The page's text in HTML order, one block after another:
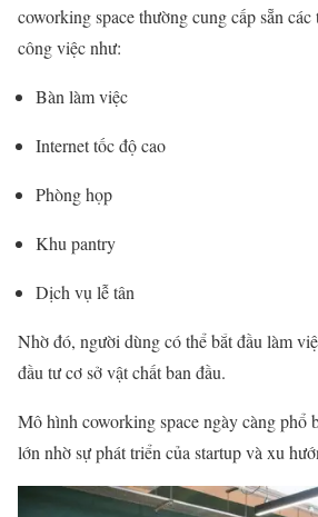
coworking space thường cung cấp sẵn
công việc như:
Bàn làm việc
Internet tốc độ cao
Phòng họp
Khu pantry
Dịch vụ lễ tân
Nhờ đó, người dùng có thể bắt đầu làm
đầu tư cơ sở vật chất ban đầu.
Mô hình coworking space ngày càng phổ
lớn nhờ sự phát triển của startup và xu